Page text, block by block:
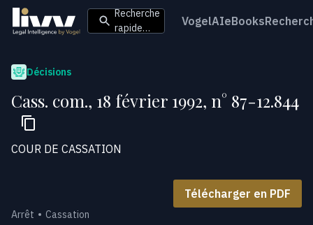
Recherche
rapide…
VogelAIeBooks
Décisions
Cass. com., 18 février 1992, n° 87-12.844
COUR DE CASSATION
Télécharger en PDF
Arrêt Cassation